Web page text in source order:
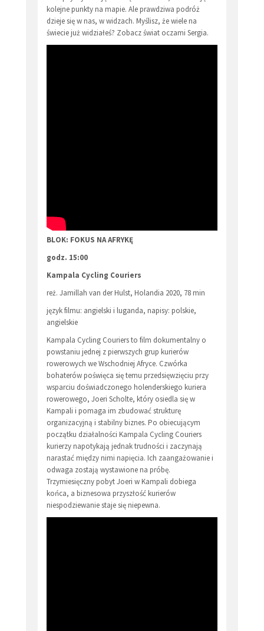
kolejne punkty na mapie. Ale prawdziwa podróż
dzieje się w nas, w widzach. Myślisz, że wiele na
świecie już widziałeś? Zobacz świat oczami Sergia.
BLOK: FOKUS NA AFRYKĘ
godz. 15:00
Kampala Cycling Couriers
reż. Jamillah van der Hulst, Holandia 2020, 78 min
język filmu: angielski i luganda, napisy: polskie,
angielskie
Kampala Cycling Couriers to film dokumentalny o
powstaniu jednej z pierwszych grup kurierów
rowerowych we Wschodniej Afryce. Czwórka
bohaterów poświęca się temu przedsięwzięciu przy
wsparciu doświadczonego holenderskiego kuriera
rowerowego, Joeri Scholte, który osiedla się w
Kampali i pomaga im zbudować strukturę
organizacyjną i stabilny biznes. Po obiecującym
początku działalności Kampala Cycling Couriers
kurierzy napotykają jednak trudności i zaczynają
narastać między nimi napięcia. Ich zaangażowanie i
odwaga zostają wystawione na próbę.
Trzymiesięczny pobyt Joeri w Kampali dobiega
końca, a biznesowa przyszłość kurierów
niespodziewanie staje się niepewna.